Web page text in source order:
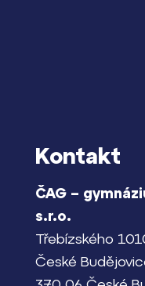
Kontakt
ČAG –
s.r.o.
Třebízského
České